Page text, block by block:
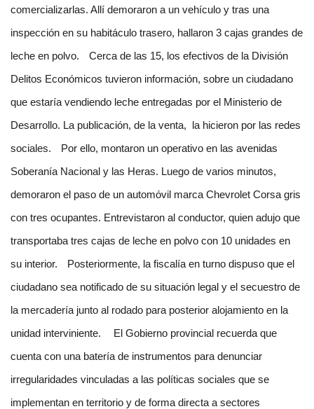
comercializarlas. Allí demoraron a un vehículo y tras una
inspección en su habitáculo trasero, hallaron 3 cajas grandes de
leche en polvo.
Cerca de las 15, los efectivos de la División
Delitos Económicos tuvieron información, sobre un ciudadano
que estaría vendiendo leche entregadas por el Ministerio de
Desarrollo. La publicación, de la venta, la hicieron por las redes
sociales.
Por ello, montaron un operativo en las avenidas
Soberanía Nacional y las Heras. Luego de varios minutos,
demoraron el paso de un automóvil marca Chevrolet Corsa gris
con tres ocupantes. Entrevistaron al conductor, quien adujo que
transportaba tres cajas de leche en polvo con 10 unidades en
su interior.
Posteriormente, la fiscalía en turno dispuso que el
ciudadano sea notificado de su situación legal y el secuestro de
la mercadería junto al rodado para posterior alojamiento en la
unidad interviniente.
El Gobierno provincial recuerda que
cuenta con una batería de instrumentos para denunciar
irregularidades vinculadas a las políticas sociales que se
implementan en territorio y de forma directa a sectores